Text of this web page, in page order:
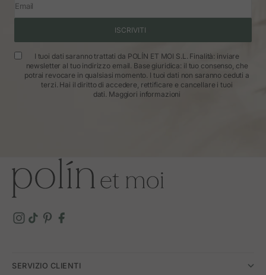
Email
ISCRIVITI
I tuoi dati saranno trattati da POLÍN ET MOI S.L. Finalità: inviare
newsletter al tuo indirizzo email. Base giuridica: il tuo consenso, che
potrai revocare in qualsiasi momento. I tuoi dati non saranno ceduti a
terzi. Hai il diritto di accedere, rettificare e cancellare i tuoi
dati. Maggiori informazioni
SERVIZIO CLIENTI